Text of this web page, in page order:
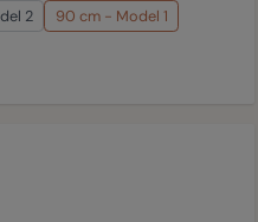
2
90 cm - Model 1